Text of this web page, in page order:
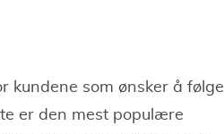
kundene som ønsker å følge
er den mest populære